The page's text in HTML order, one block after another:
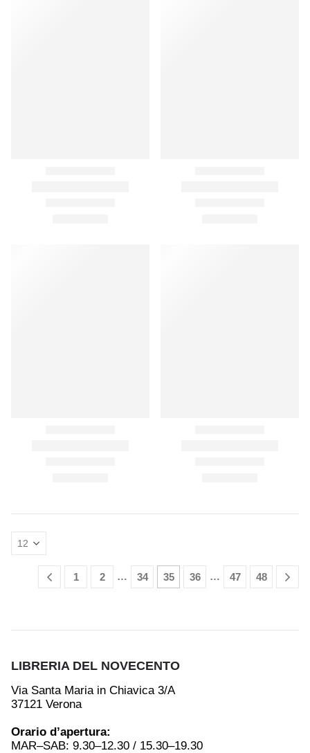
1 2 … 34 35 36 … 47 48
LIBRERIA DEL NOVECENTO
Via Santa Maria in Chiavica 3/A
37121 Verona
Orario d’apertura:
MAR–SAB: 9.30–12.30 / 15.30–19.30